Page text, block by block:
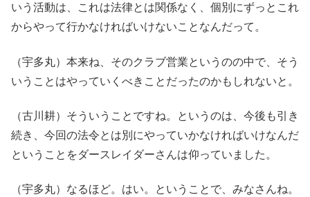
いう活動は、これは法律とは関係なく、個別にずっとこれ
からやって行かなければいけないことなんだって。
（宇多丸）本来ね、そのクラブ営業というのの中で、そう
いうことはやっていくべきことだったのかもしれないと。
（古川耕）そういうことですね。というのは、今後も引き
続き、今回の法令とは別にやっていかなければいけなんだ
ということをダースレイダーさんは仰っていました。
（宇多丸）なるほど。はい。ということで、みなさんね。